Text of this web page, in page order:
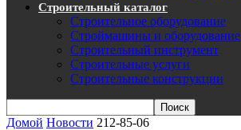
Строительный каталог
Строительное оборудование
Строймашины и оборудование
Строительный инструмент
Строительные услуги
Строительные конструкции
Домой Новости 212-85-06